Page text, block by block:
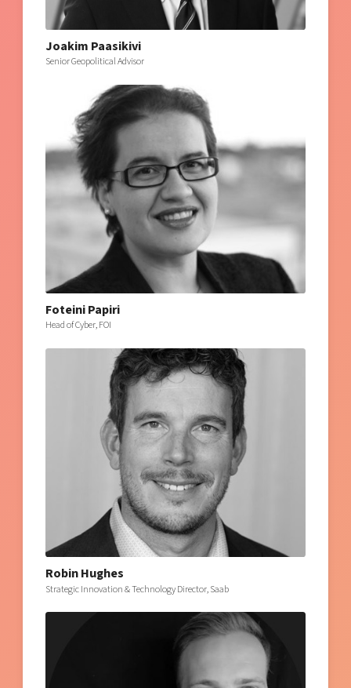
Joakim Paasikivi
Senior Geopolitical Advisor
Foteini Papiri
Head of Cyber, FOI
Robin Hughes
Strategic Innovation & Technology Director, Saab